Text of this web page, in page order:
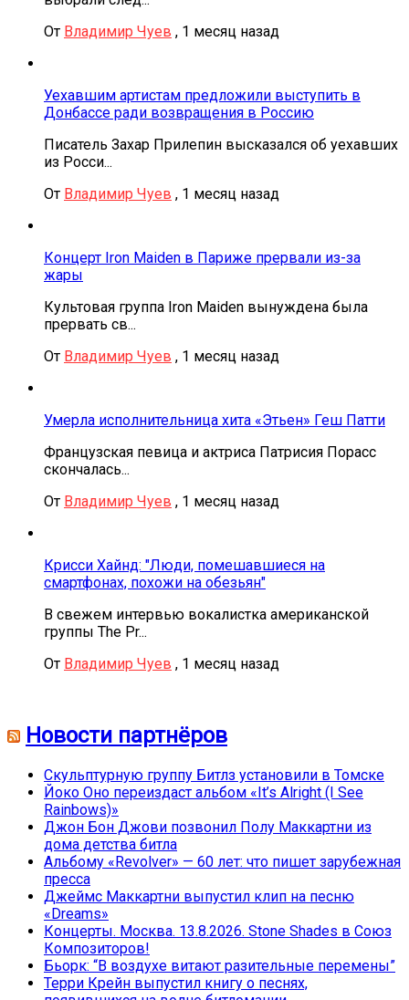
От Владимир Чуев , 1 месяц назад
Уехавшим артистам предложили выступить в
Донбассе ради возвращения в Россию
Писатель Захар Прилепин высказался об уехавших
из Росси...
От Владимир Чуев , 1 месяц назад
Концерт Iron Maiden в Париже прервали из-за
жары
Культовая группа Iron Maiden вынуждена была
прервать св...
От Владимир Чуев , 1 месяц назад
Умерла исполнительница хита «Этьен» Геш Патти
Французская певица и актриса Патрисия Порасс
скончалась...
От Владимир Чуев , 1 месяц назад
Крисси Хайнд: "Люди, помешавшиеся на
смартфонах, похожи на обезьян"
В свежем интервью вокалистка американской
группы The Pr...
От Владимир Чуев , 1 месяц назад
Новости партнёров
Скульптурную группу Битлз установили в Томске
Йоко Оно переиздаст альбом «It’s Alright (I See
Rainbows)»
Джон Бон Джови позвонил Полу Маккартни из
дома детства битла
Альбому «Revolver» — 60 лет: что пишет зарубежная
пресса
Джеймс Маккартни выпустил клип на песню
«Dreams»
Концерты. Москва. 13.8.2026. Stone Shades в Союз
Композиторов!
Бьорк: “В воздухе витают разительные перемены”
Терри Крейн выпустил книгу о песнях,